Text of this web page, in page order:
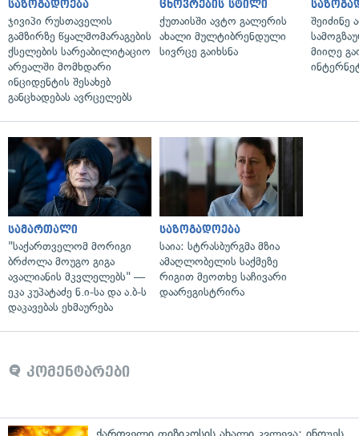
საზოგადოება
ჯივიპი რუსთაველის
გამზირზე წყალმომარაგების
ქსელების სარეაბილიტაციო
არეალში მომხდარი
ინციდენტის შესახებ
განცხადებას ავრცელებს
ცხოვრების სტილი
ქუთაისში ავტო გალერის
ახალი მულტიბრენდული
სივრცე გაიხსნა
შეიძინე
მიიღე
სამართალი
"საქართველომ მორიგი
ბრძოლა მოუგო გიგა
ავალიანის მკვლელებს" —
ეკა კუპატაძე ნ.ი-სა და ა.ბ-ს
დაკავებას ეხმაურება
საზოგადოება
საია: სტრასბურგმა მზია
ამაღლობელის საქმეზე
რიგით მეოთხე საჩივარი
დაარეგისტრირა
კომენტარები